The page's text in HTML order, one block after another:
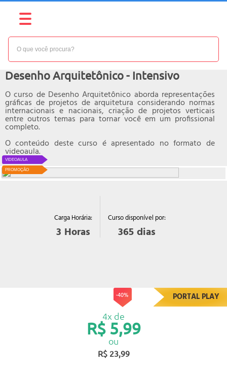
VIDEOAULA
PROMOÇÃO
Carga Horária:
3 Horas
Curso disponível por:
365 dias
NÍVEL: BÁSICO
Desenho Arquitetônico - Intensivo
O curso de Desenho Arquitetônico aborda representações
gráficas de projetos de arquitetura considerando normas
internacionais e nacionais, criação de projetos verticais
entre outros temas para tornar você em um profissional
completo.
O conteúdo deste curso é apresentado no formato de
videoaula.
-40% PORTAL PLAY
R$ 23,99
4x de
R$ 5,99
ou